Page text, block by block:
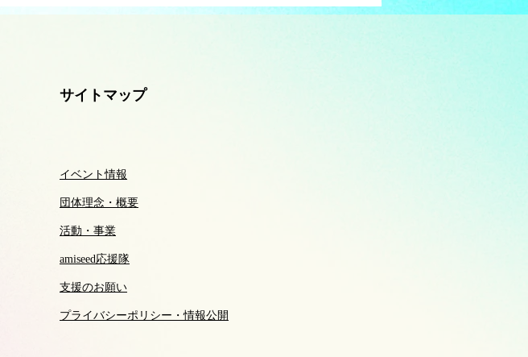
サイトマップ
イベント情報
団体理念・概要
活動・事業
amiseed応援隊
支援のお願い
プライバシーポリシー・情報公開